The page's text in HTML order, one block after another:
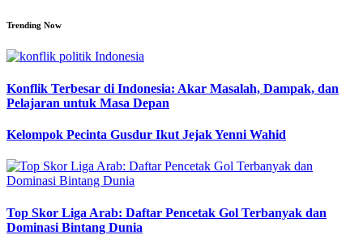
Trending Now
Konflik Terbesar di Indonesia: Akar Masalah, Dampak, dan
Pelajaran untuk Masa Depan
Kelompok Pecinta Gusdur Ikut Jejak Yenni Wahid
Top Skor Liga Arab: Daftar Pencetak Gol Terbanyak dan
Dominasi Bintang Dunia